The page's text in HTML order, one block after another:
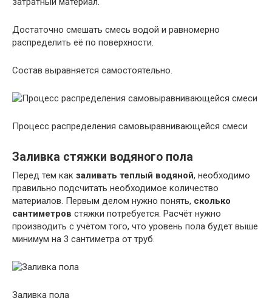
Достаточно смешать смесь водой и равномерно
распределить её по поверхности.
Состав выравняется самостоятельно.
Процесс распределения самовыравнивающейся смеси
Заливка стяжки водяного пола
Перед тем как заливать теплый водяной, необходимо
правильно подсчитать необходимое количество
материалов. Первым делом нужно понять, сколько
сантиметров стяжки потребуется. Расчёт нужно
производить с учётом того, что уровень пола будет выше
минимум на 3 сантиметра от труб.
Заливка пола